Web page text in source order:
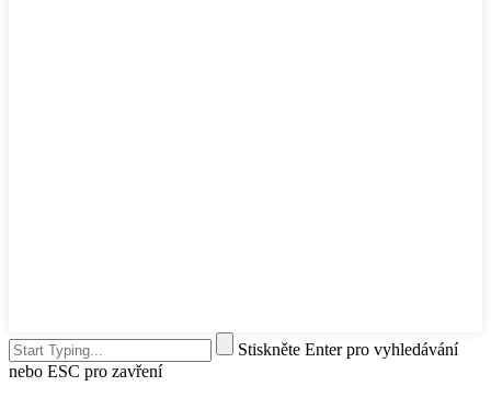
Stiskněte Enter pro vyhledávání
nebo ESC pro zavření